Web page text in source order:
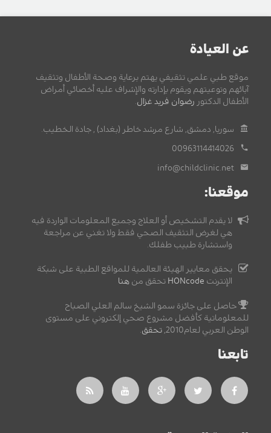
عن العيادة
موقع طبي علمي تثقيفي يهتم برعاية وصحة الأطفال وتثقيف
آبائهم وتوعيتهم ويقوم بإدارته والإشراف عليه أخصائي أمراض
الأطفال الدكتور رضوان فريد غزال
سوريا, دمشق, شارع مرشد خاطر (بغداد) , جادة الخطيب.
00963114414026
info@childclinic.net
موقعنا:
لا يقدم التشخيص أو العلاج وجميع المعلومات الواردة فيه
هي لغرض التثقيف الصحي فقط ولا تغني عن مراجعة
واستشارة طبيب طفلك.
يحقق معايير الهيئة العالمية للمواقع الطبية على شبكة
الإنترنت HONcode تحقق من هنا
حاصل على جائزة سمو الشيخ سالم العلي الصباح
للمعلوماتية كأفضل مشروع صحي إلكتروني على مستوى
الوطن العربي لعام2010,
تحقق
تابعنا